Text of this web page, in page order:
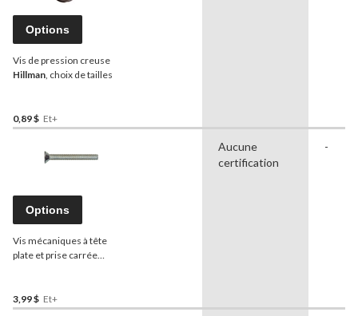
Options
Vis de pression creuse
Hillman , choix de tailles
0,89 $ Et+
Options
Vis mécaniques à tête
plate et prise carrée
3,99 $ Et+
Aucune
certification
-